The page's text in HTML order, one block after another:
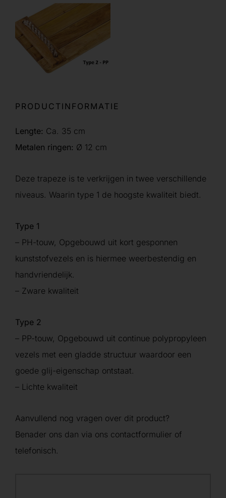
PRODUCTINFORMATIE
Lengte: Ca. 35 cm
Metalen ringen: Ø 12 cm
Deze trapeze is te verkrijgen in twee verschillende
niveaus. Waarin type 1 de hoogste kwaliteit biedt.
Type 1
– PH-touw, Opgebouwd uit kort gesponnen
kunststofvezels en is hiermee weerbestendig en
handvriendelijk.
– Zware kwaliteit
Type 2
– PP-touw, Opgebouwd uit continue polypropyleen
vezels met een gladde structuur waardoor een
goede glij-eigenschap ontstaat.
– Lichte kwaliteit
Aanvullend nog vragen over dit product?
Benader ons dan via ons contactformulier of
telefonisch.